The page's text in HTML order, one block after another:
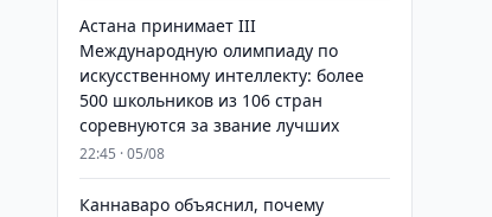
Астана принимает III
Международную олимпиаду по
искусственному интеллекту: более
500 школьников из 106 стран
соревнуются за звание лучших
22:45 · 05/08
Каннаваро объяснил, почему